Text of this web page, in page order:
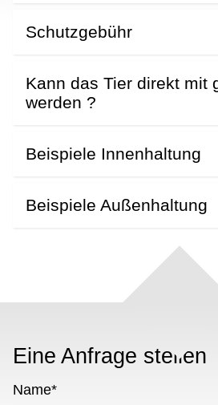
Schutzgebühr
Kann das Tier direkt mit
werden ?
Beispiele Innenhaltung
Beispiele Außenhaltung
Eine Anfrage stellen
Name*